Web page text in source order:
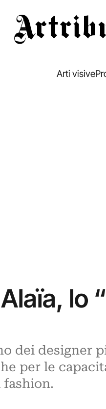
Arti visive
lo
dei designer
per le